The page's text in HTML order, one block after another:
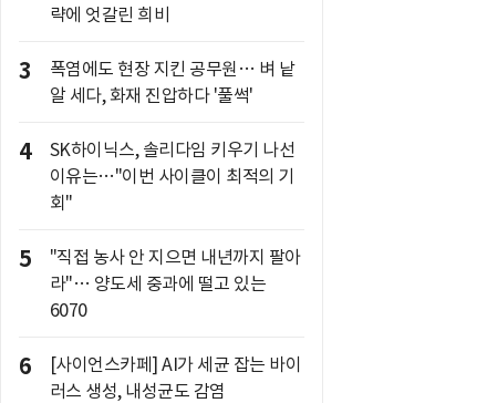
략에 엇갈린 희비
3
폭염에도 현장 지킨 공무원… 벼 낱
알 세다, 화재 진압하다 '풀썩'
4
SK하이닉스, 솔리다임 키우기 나선
이유는…"이번 사이클이 최적의 기
회"
5
"직접 농사 안 지으면 내년까지 팔아
라"… 양도세 중과에 떨고 있는
6070
6
[사이언스카페] AI가 세균 잡는 바이
러스 생성, 내성균도 감염